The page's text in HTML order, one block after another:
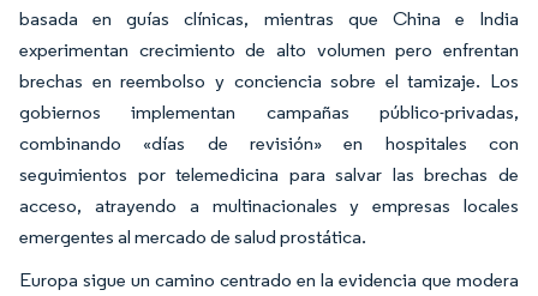
basada en guías clínicas, mientras que China e India
experimentan crecimiento de alto volumen pero enfrentan
brechas en reembolso y conciencia sobre el tamizaje. Los
gobiernos implementan campañas público-privadas,
combinando «días de revisión» en hospitales con
seguimientos por telemedicina para salvar las brechas de
acceso, atrayendo a multinacionales y empresas locales
emergentes al mercado de salud prostática.
Europa sigue un camino centrado en la evidencia que modera